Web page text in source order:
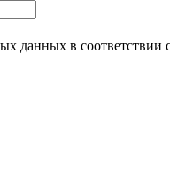
данных в соответствии